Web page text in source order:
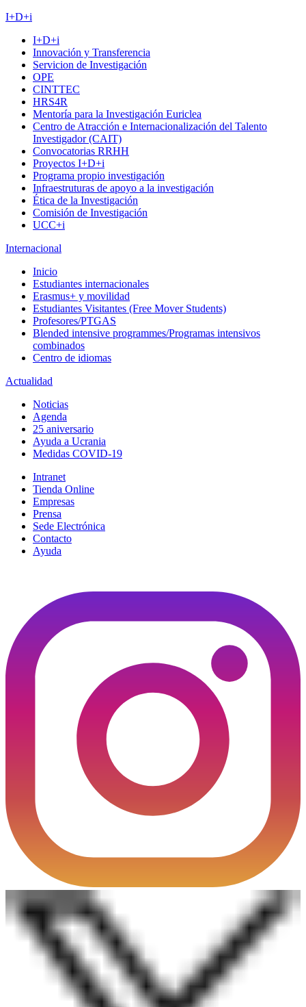
I+D+i
I+D+i
Innovación y Transferencia
Servicion de Investigación
OPE
CINTTEC
HRS4R
Mentoría para la Investigación Euriclea
Centro de Atracción e Internacionalización del Talento
Investigador (CAIT)
Convocatorias RRHH
Proyectos I+D+i
Programa propio investigación
Infraestruturas de apoyo a la investigación
Ética de la Investigación
Comisión de Investigación
UCC+i
Internacional
Inicio
Estudiantes internacionales
Erasmus+ y movilidad
Estudiantes Visitantes (Free Mover Students)
Profesores/PTGAS
Blended intensive programmes/Programas intensivos
combinados
Centro de idiomas
Actualidad
Noticias
Agenda
25 aniversario
Ayuda a Ucrania
Medidas COVID-19
Intranet
Tienda Online
Empresas
Prensa
Sede Electrónica
Contacto
Ayuda